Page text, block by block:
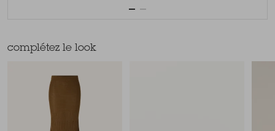
complétez le look